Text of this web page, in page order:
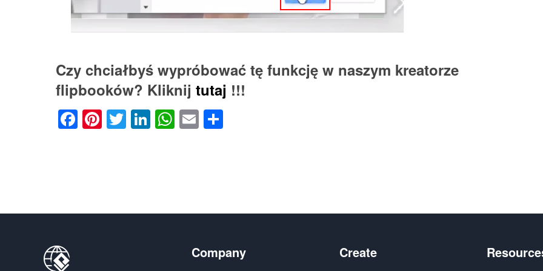
Czy chciałbyś wypróbować tę funkcję w naszym kreatorze
flipbooków? Kliknij tutaj !!!
Facebook
Pinterest
Twitter
LinkedIn
WhatsApp
Email
Company Create